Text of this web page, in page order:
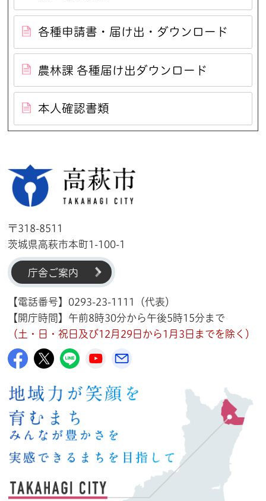
各種申請書・届け出・ダウンロード
農林課 各種届け出ダウンロード
本人確認書類
〒318-8511
茨城県高萩市本町1-100-1
庁舎ご案内
【電話番号】0293-23-1111（代表）
【開庁時間】午前8時30分から午後5時15分まで
（土・日・祝日及び12月29日から1月3日までを除く）
高萩市公式Facebook
高萩市公式X
高萩市公式LINE
高萩市YouTube公式チャンネル